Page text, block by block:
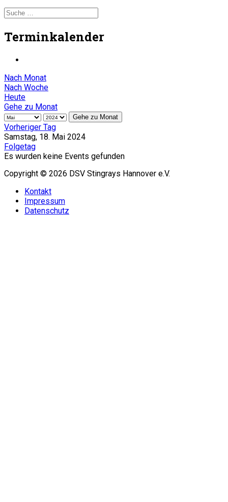
Terminkalender
Nach Monat
Nach Woche
Heute
Gehe zu Monat
Gehe zu Monat
Vorheriger Tag
Samstag, 18. Mai 2024
Folgetag
Es wurden keine Events gefunden
Copyright © 2026 DSV Stingrays Hannover e.V.
Kontakt
Impressum
Datenschutz